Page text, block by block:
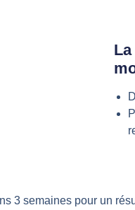
3 semaines pour un